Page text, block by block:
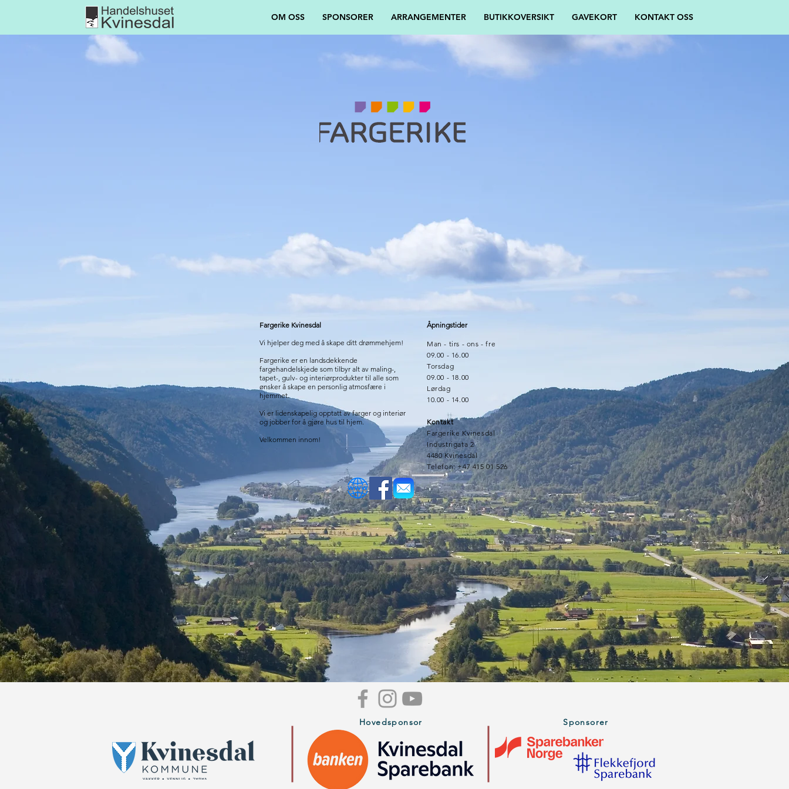
OM OSS SPONSORER ARRANGEMENTER BUTIKKOVERSIKT GAVEKORT KONTAKT OSS
Fargerike Kvinesdal
Vi hjelper deg med å skape ditt drømmehjem!
Fargerike er en landsdekkende
fargehandelskjede som tilbyr alt av maling-,
tapet-, gulv- og interiørprodukter til alle som
ønsker å skape en personlig atmosfære i
hjemmet.
Vi er lidenskapelig opptatt av farger og interiør
og jobber for å gjøre hus til hjem.
Velkommen innom!
Åpningstider
Man - tirs - ons - fre
09.00 - 16.00
Torsdag
09.00 - 18.00
Lørdag
10.00 - 14.00
Kontakt
Fargerike Kvinesdal
Industrigata 2
4480 Kvinesdal
Telefon: +47 415 01 526
Hovedsponsor Sponsorer